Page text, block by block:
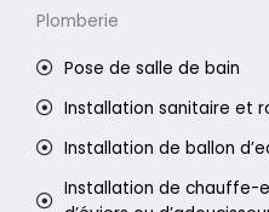
Plomberie
Pose de salle de bain
Installation sanitaire et
Installation de ballon
Installation de chauffe-